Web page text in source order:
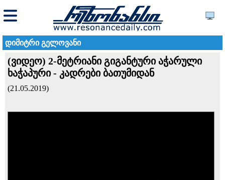
დიმიტრი გელოვანი
(ვიდეო) 2-მეტრიანი გიგანტური აჭარული
ხაჭაპური - კადრები ბათუმიდან
(21.05.2019)